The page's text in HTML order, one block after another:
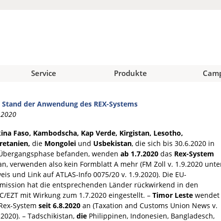
Service Produkte
der Anwendung des REX-Systems
Faso, Kambodscha, Kap Verde, Kirgistan, Lesotho,
die Mongolei und Usbekistan, die sich bis 30.6.2020 in
befanden, wenden ab 1.7.2020 das Rex-System
verwenden also kein Formblatt A mehr (FM Zoll v. 1.9.2020
und Link auf ATLAS-Info 0075/20 v. 1.9.2020). Die EU-
hat die entsprechenden Länder rückwirkend in den
EZT mit Wirkung zum 1.7.2020 eingestellt. – Timor Leste wendet
System seit 6.8.2020 an (Taxation and Customs Union News v.
– Tadschikistan, die Philippinen, Indonesien, Bangladesch,